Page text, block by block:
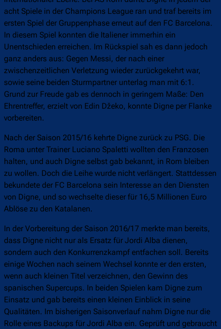
acht Spiele in der Champions League ran und traf bereits im
ersten Spiel der Gruppenphase erneut auf den FC Barcelona.
In diesem Spiel konnten die Italiener immerhin ein
Unentschieden erreichen. Im Rückspiel sah es dann jedoch
ganz anders aus: Gegen Messi, der nach einer
zwischenzeitlichen Verletzung wieder zurückgekehrt war,
sowie seine beiden Sturmpartner unterlag man mit 6:1.
Grund zur Freude gab es dennoch in geringem Maße: Den
Ehrentreffer, erzielt von Edin Džeko, konnte Digne per Flanke
vorbereiten.
Nach der Saison 2015/16 kehrte Digne zurück zu PSG. Die
Roma unter Trainer Luciano Spaletti wollten den Franzosen
halten, und auch Digne selbst gab bekannt, in Rom bleiben
zu wollen. Doch die Leihe wurde nicht verlängert. Stattdessen
bekundete der FC Barcelona sein Interesse an den Diensten
von Digne, und so wechselte dieser für 16,5 Millionen Euro
Ablöse zu den Katalanen.
In der Vorbereitung der Saison 2016/17 merkte man bereits,
dass Digne nicht nur als Ersatz für Jordi Alba dienen,
sondern auch den Konkurrenzkampf entfachen soll. Bereits
einige Wochen nach seinem Wechsel konnte er den ersten,
wenn auch kleinen Titel verzeichnen, den Gewinn des
spanischen Supercups. In beiden Spielen kam Digne zum
Einsatz und gab bereits einen kleinen Einblick in seine
Qualitäten. Im bisherigen Saisonverlauf nahm Digne nur die
Rolle eines Backups für Jordi Alba ein. Geprüft und gebraucht